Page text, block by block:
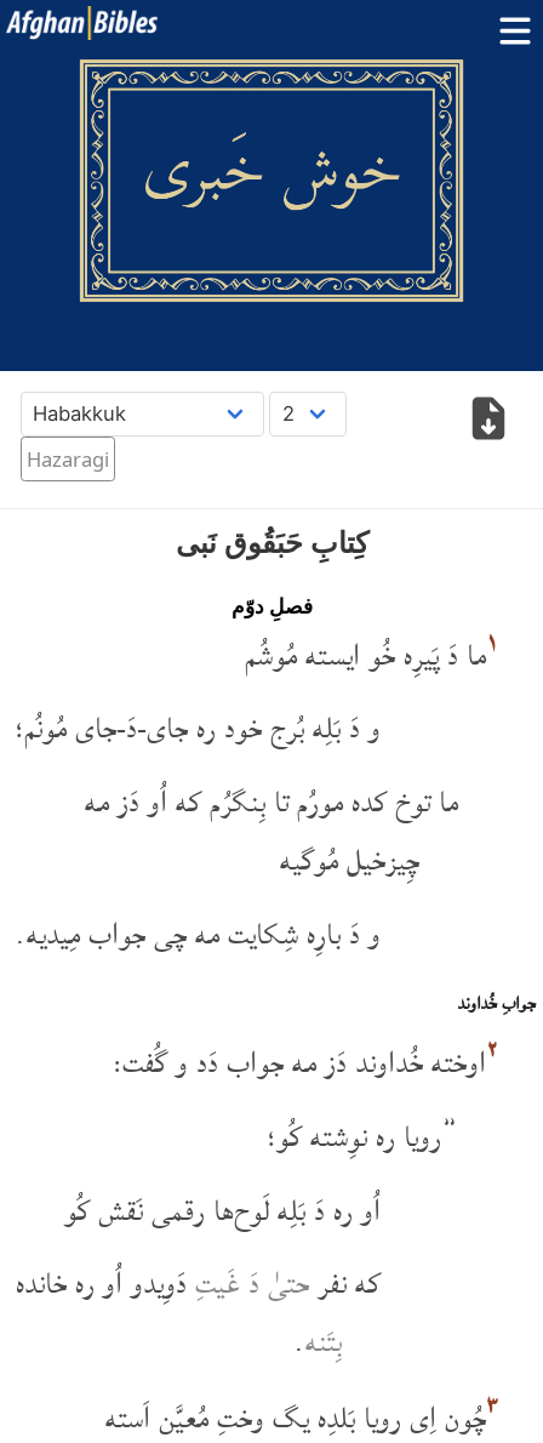
Home
Dari Bibles Pashto Bibles
Others: · Hazaragi Turkmen
پښتو
Hazaragi
کِتابِ حَبَقُوق نَبی
فصلِ دوّم
۱ما دَ پَیرِه خُو ایسته مُوشُم
و دَ بَلِه بُرج خود ره جای-دَ-جای مُونُم؛
ما توخ کده مورُم تا بِنگرُم که اُو دَز مه
چِیزخیل مُوگیه
و دَ بارِه شِکایت مه چی جواب مِیدیه.
جوابِ خُداوند
۲اوخته خُداوند دَز مه جواب دَد و گُفت:
”رویا ره نوِشته کُو؛
اُو ره دَ بَلِه لَوح‌ها رقمی نَقش کُو
که نفرحتیٰ دَ غَیتِدَوِیدو اُو ره خانده
بِتَنه.
۳چُون اِی رویا بَلدِه یگ وختِ مُعیَّن اَسته